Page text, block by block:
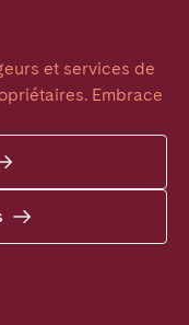
et services de
Embrace